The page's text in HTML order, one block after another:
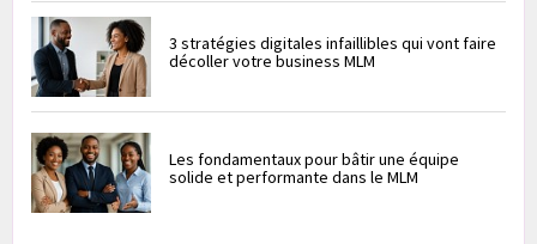
3 stratégies digitales infaillibles qui vont faire
décoller votre business MLM
Les fondamentaux pour bâtir une équipe
solide et performante dans le MLM